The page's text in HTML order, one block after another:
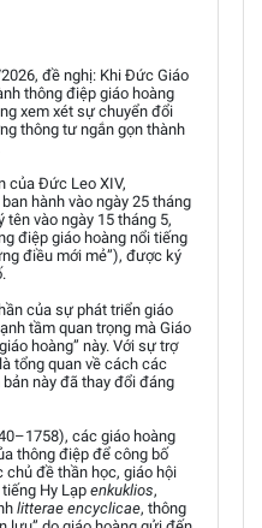
đề nghị: Khi Đức Giáo
thông điệp giáo hoàng
xem xét sự chuyển đổi
thông tư ngắn gọn thành
của Đức Leo XIV,
hành vào ngày 25 tháng
vào ngày 15 tháng 5,
điệp giáo hoàng nổi tiếng
điều mới mẻ”), được ký
của sự phát triển giáo
tầm quan trọng mà Giáo
hoàng” này. Với sự trợ
tổng quan về cách các
này đã thay đổi đáng
các giáo hoàng
thông điệp để công bố
chủ đề thần học, giáo hội
Hy Lạp enkuklios,
litterae encyclicae, thông